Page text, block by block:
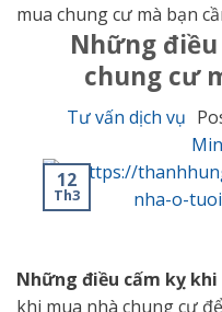
mua chung cư mà bạn
Những
chung cư
Tư vấn dịch vụ
12
Th3
Những điều cấm kỵ
khi mua nhà chung cư